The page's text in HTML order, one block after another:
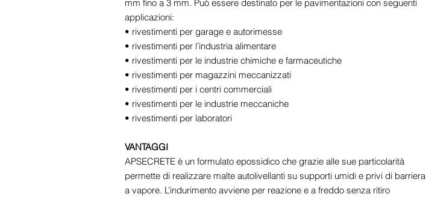
mm fino a 3 mm. Può essere destinato per le pavimentazioni con seguenti
applicazioni:
• rivestimenti per garage e autorimesse
• rivestimenti per l’industria alimentare
• rivestimenti per le industrie chimiche e farmaceutiche
• rivestimenti per magazzini meccanizzati
• rivestimenti per i centri commerciali
• rivestimenti per le industrie meccaniche
• rivestimenti per laboratori
VANTAGGI
APSECRETE è un formulato epossidico che grazie alle sue particolarità
permette di realizzare malte autolivellanti su supporti umidi e privi di barriera
a vapore. L’indurimento avviene per reazione e a freddo senza ritiro